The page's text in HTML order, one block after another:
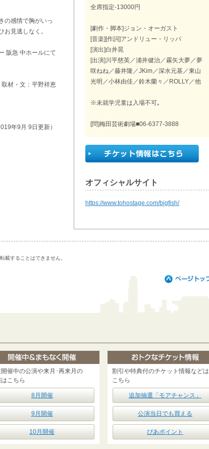
の感情で胸がいっ
見逃しなく。
阪急 中ホールにて
取材・文：平野祥恵
年9月 9日更新）
全席指定-13000円
[劇作・脚本]ジョン・オーガスト
[音楽][作詞]アンドリュー・リッパ
[演出]白井晃
[出演]川平慈英／浦井健治／霧矢大夢／夢
咲ねね／藤井隆／JKim／深水元基／東山
光明／小林由佳／鈴木蘭々／ROLLY／他
※未就学児童は入場不可｡
[問]梅田芸術劇場■06-6377-3888
オフィシャルサイト
https://www.tohostage.com/bigfish/
載することはできません。
催中の公演や来月･再来月の
こちら
8月開催
9月開催
10月開催
割引や特典付のチケット情報などは
こちら
追加抽選「モアチャンス」
公演当日でも買える
ぴあポイント